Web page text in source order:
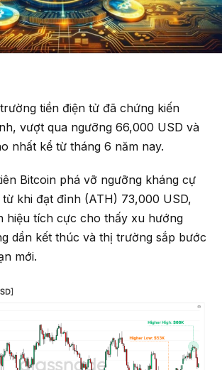
tiền điện tử đã chứng kiến
vượt qua ngưỡng 66,000 USD và
nhất kể từ tháng 6 năm nay.
Bitcoin phá vỡ ngưỡng kháng cự
khi đạt đỉnh (ATH) 73,000 USD,
hiệu tích cực cho thấy xu hướng
dần kết thúc và thị trường sắp bước
mới.